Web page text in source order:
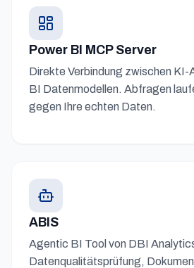
Power BI MCP Server
Direkte Verbindung zwischen KI-
BI Datenmodellen. Abfragen
gegen Ihre echten Daten.
ABIS
Agentic BI Tool von DBI
Datenqualitätsprüfung,